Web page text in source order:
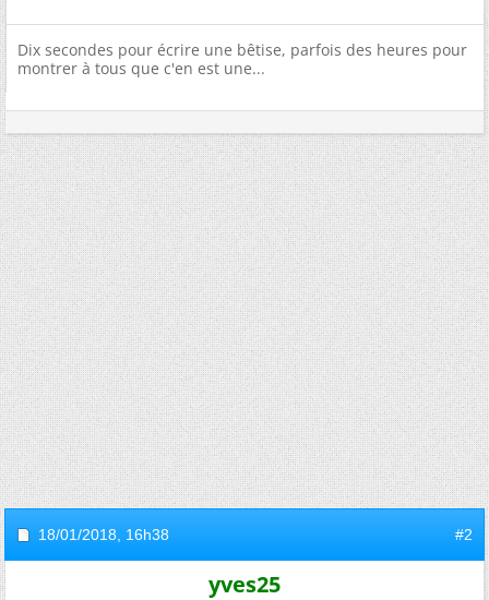
Dix secondes pour écrire une bêtise, parfois des heures pour
montrer à tous que c'en est une...
18/01/2018, 16h38 #2
yves25